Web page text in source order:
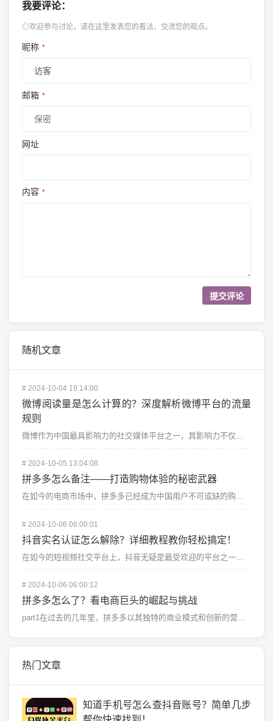
我要评论：
◎欢迎参与讨论，请在这里发表您的看法、交流您的观点。
昵称 *
邮箱 *
网址
内容 *
随机文章
# 2024-10-04 19:14:00
微博阅读量是怎么计算的？深度解析微博平台的流量
规则
# 2024-10-05 13:04:08
拼多多怎么备注——打造购物体验的秘密武器
在如今的电商市场中，拼多多已经成为中国用户不可或缺的购物平台之一。凭借其亲民的价格和独特的拼团模式，...
# 2024-10-06 06:00:01
抖音实名认证怎么解除？详细教程教你轻松搞定！
在如今的短视频社交平台上，抖音无疑是最受欢迎的平台之一。为了维护用户安全，抖音要求用户进行实名认证。...
# 2024-10-06 06:00:12
拼多多怎么了？看电商巨头的崛起与挑战
part1在过去的几年里，拼多多以其独特的商业模式和创新的营销策略迅速崛起，成为中国电商市场的一匹黑...
热门文章
知道手机号怎么查抖音账号？简单几步